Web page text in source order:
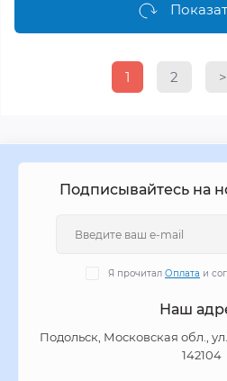
1 2 >
Подписывайтесь на
Я прочитал Оплата и
Наш
Подольск, Московская обл.,
142104